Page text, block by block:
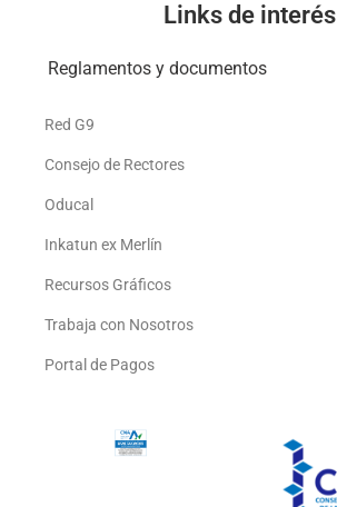
Links de interés
Reglamentos y documentos
Red G9
Consejo de Rectores
Oducal
Inkatun ex Merlín
Recursos Gráficos
Trabaja con Nosotros
Portal de Pagos